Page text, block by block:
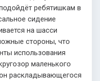
ребятишкам в
сидение
на шасси
стороны, что
использования
маленького
раскладывающегося